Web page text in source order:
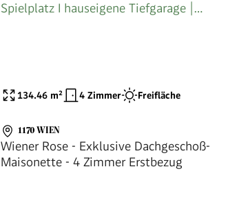
Spielplatz I hauseigene Tiefgarage |
134.46 m² 4 Zimmer Freifläche
1170 WIEN
Wiener Rose - Exklusive Dachgeschoß-
Maisonette - 4 Zimmer Erstbezug